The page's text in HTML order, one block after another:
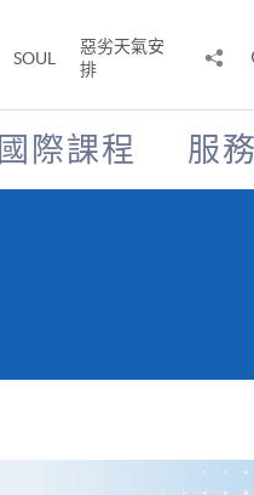
SOUL
惡劣天氣安
排
國際課程 服